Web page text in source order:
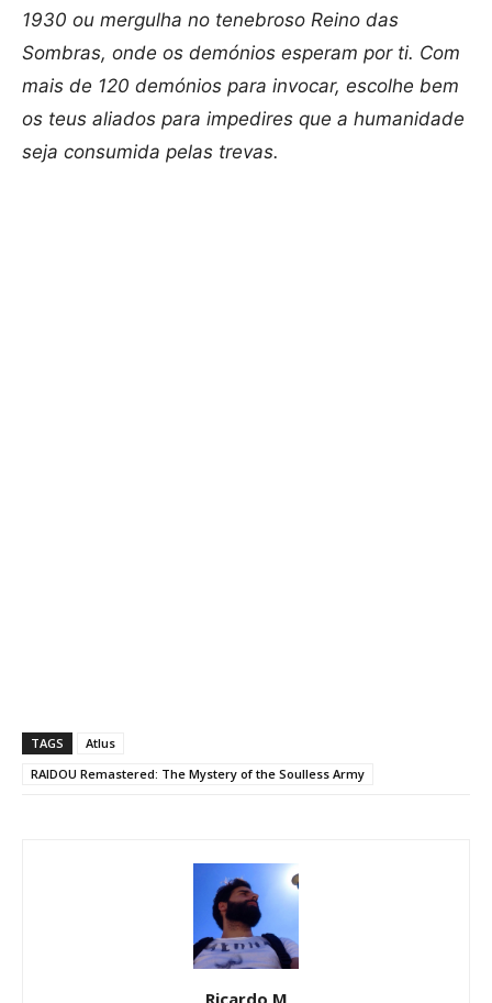
1930 ou mergulha no tenebroso Reino das
Sombras, onde os demónios esperam por ti. Com
mais de 120 demónios para invocar, escolhe bem
os teus aliados para impedires que a humanidade
seja consumida pelas trevas.
TAGS
Atlus
RAIDOU Remastered: The Mystery of the Soulless Army